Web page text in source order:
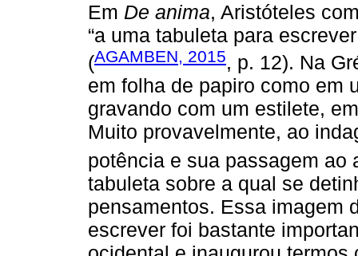
Em De anima, Aristóteles
“a uma tabuleta para
(AGAMBEN, 2015, p. 12). Na
em folha de papiro como em
gravando com um estilete,
Muito provavelmente, ao
potência e sua passagem ao
tabuleta sobre a qual se
pensamentos. Essa imagem
escrever foi bastante